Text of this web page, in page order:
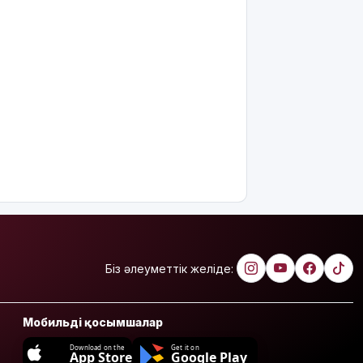
Біз әлеуметтік желіде:
Мобильді қосымшалар
Download on the
App Store
Get it on
Google Play